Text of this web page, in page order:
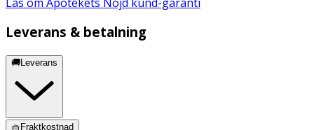
Leverans & betalning
🚚Leverans
🧺Fraktkostnad